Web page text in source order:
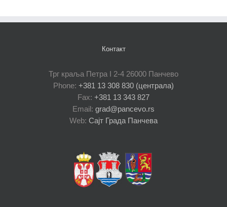
Контакт
Трг краља Петра I 2-4 26000 Панчево
Phone: +381 13 308 830 (централа)
Fax: +381 13 343 827
Email: grad@pancevo.rs
Web: Сајт Града Панчева